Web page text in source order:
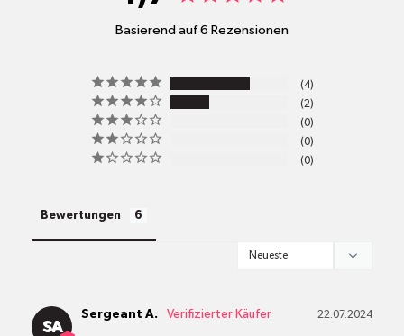
pro
Standort
Versandkosten
Basierend auf 6 Rezensionen
4
2
0
0
0
Bewertungen
SA
22.07.2024
Sergeant A.